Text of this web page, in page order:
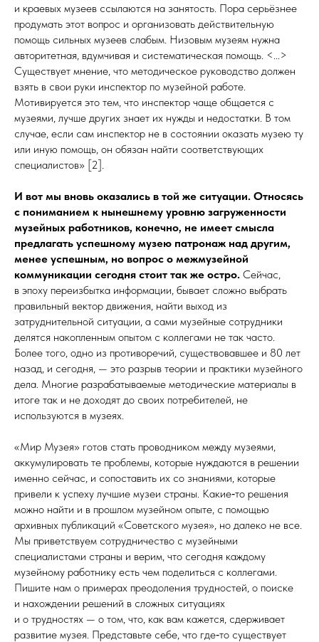
и краевых музеев ссылаются на занятость. Пора серьёзнее
продумать этот вопрос и организовать действительную
помощь сильных музеев слабым. Низовым музеям нужна
авторитетная, вдумчивая и систематическая помощь. <...>
Существует мнение, что методическое руководство должен
взять в свои руки инспектор по музейной работе.
Мотивируется это тем, что инспектор чаще общается с
музеями, лучше других знает их нужды и недостатки. В том
случае, если сам инспектор не в состоянии оказать музею ту
или иную помощь, он обязан найти соответствующих
специалистов» [2].
И вот мы вновь оказались в той же ситуации. Относясь
с пониманием к нынешнему уровню загруженности
музейных работников, конечно, не имеет смысла
предлагать успешному музею патронаж над другим,
менее успешным, но вопрос о межмузейной
коммуникации сегодня стоит так же остро. Сейчас,
в эпоху переизбытка информации, бывает сложно выбрать
правильный вектор движения, найти выход из
затруднительной ситуации, а сами музейные сотрудники
делятся накопленным опытом с коллегами не так часто.
Более того, одно из противоречий, существовавшее и 80 лет
назад, и сегодня, — это разрыв теории и практики музейного
дела. Многие разрабатываемые методические материалы в
итоге так и не доходят до своих потребителей, не
используются в музеях.
«Мир Музея» готов стать проводником между музеями,
аккумулировать те проблемы, которые нуждаются в решении
именно сейчас, и сопоставить их со знаниями, которые
привели к успеху лучшие музеи страны. Какие‑то решения
можно найти и в прошлом музейном опыте, с помощью
архивных публикаций «Советского музея», но далеко не все.
Мы приветствуем сотрудничество с музейными
специалистами страны и верим, что сегодня каждому
музейному работнику есть чем поделиться с коллегами.
Пишите нам о примерах преодоления трудностей, о поиске
и нахождении решений в сложных ситуациях
и о трудностях — о том, что, как вам кажется, сдерживает
развитие музея. Представьте себе, что где‑то существует